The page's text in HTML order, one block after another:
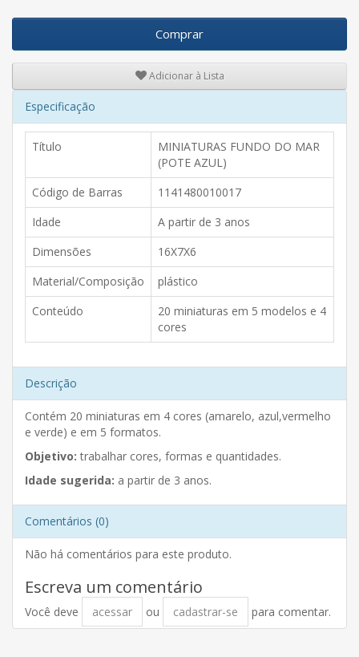
Comprar
Adicionar à Lista
Especificação
Título
MINIATURAS FUNDO DO MAR
(POTE AZUL)
Código de Barras
1141480010017
Idade
A partir de 3 anos
Dimensões
16X7X6
Material/Composição
plástico
Conteúdo
20 miniaturas em 5 modelos e 4
cores
Descrição
Contém 20 miniaturas em 4 cores (amarelo, azul,vermelho
e verde) e em 5 formatos.
Objetivo:trabalhar cores, formas e quantidades.
Idade sugerida: a partir de 3 anos.
Comentários (0)
Não há comentários para este produto.
Escreva um comentário
Você deve acessar ou cadastrar-se para comentar.